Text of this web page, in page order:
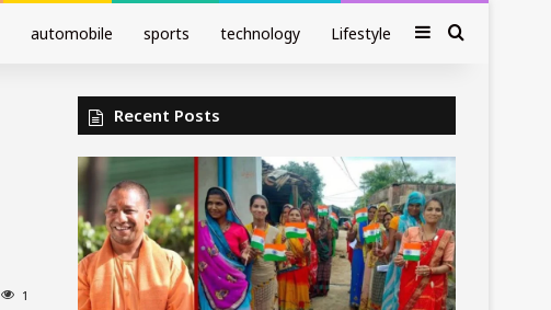
automobile sports technology Lifestyle SidebarSearch
1
Recent Posts